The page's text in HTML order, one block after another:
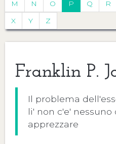
M
N O P Q R
X
Y Z
Franklin P.
Il problema
li' non c'e' nessuno
apprezzare